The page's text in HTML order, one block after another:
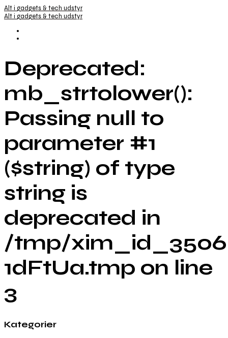
Alt i gadgets & tech udstyr
Alt i gadgets & tech udstyr
Deprecated:
mb_strtolower():
Passing null to
parameter #1
($string) of type
string is
deprecated in
/tmp/
1dFtUa.tmp on line
3
Kategorier